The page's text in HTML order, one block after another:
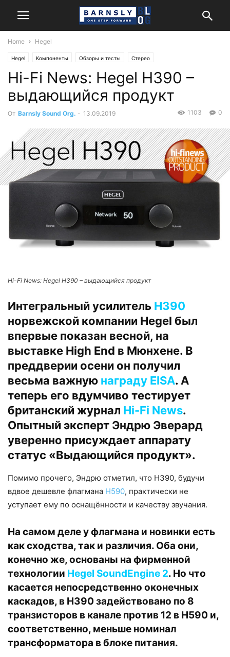
Home Hegel
Hegel Компоненты Обзоры и тесты Стерео
Hi-Fi News: Hegel H390 –
выдающийся продукт
От Barnsly Sound Org. - 13.09.2019 0
1103
Hi-Fi News: Hegel H390 – выдающийся продукт
Интегральный усилитель H390
норвежской компании Hegel был
впервые показан весной, на
выставке High End в Мюнхене. В
преддверии осени он получил
весьма важную награду EISA. А
теперь его вдумчиво тестирует
британский журнал Hi-Fi News.
Опытный эксперт Эндрю Эверард
уверенно присуждает аппарату
статус «Выдающийся продукт».
Помимо прочего, Эндрю отметил, что H390, будучи
вдвое дешевле флагмана H590, практически не
уступает ему по оснащённости и качеству звучания.
На самом деле у флагмана и новинки есть
как сходства, так и различия. Оба они,
конечно же, основаны на фирменной
технологии Hegel SoundEngine 2. Но что
касается непосредственно оконечных
каскадов, в H390 задействовано по 8
транзисторов в канале против 12 в H590 и,
соответственно, меньше номинал
трансформатора в блоке питания.